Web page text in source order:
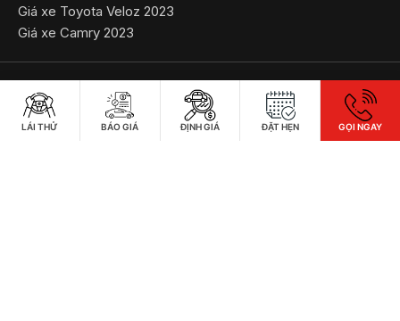
Giá xe Toyota Veloz 2023
Giá xe Camry 2023
©2022 Bản quyền thuộc về Công ty TNHH Toyota Bắc Ninh
​Chính sách bảo mật thông tin
LÁI THỬ BÁO GIÁ ĐỊNH GIÁ ĐẶT HẸN GỌI NGAY